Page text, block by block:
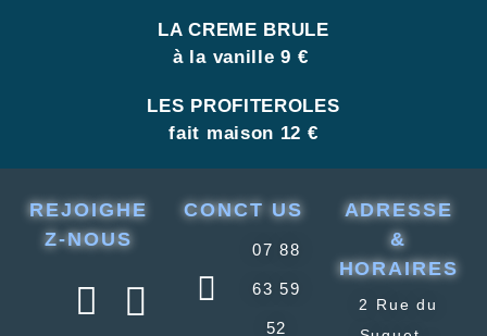
LA CREME BRULE
à la vanille 9 €
LES PROFITEROLES
fait maison 12 €
REJOIGHE
Z-NOUS
CONCT US
07 88
63 59
52
ADRESSE
&
HORAIRES
2 Rue du